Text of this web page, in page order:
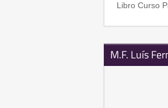
Libro Curso
M.F. Luís